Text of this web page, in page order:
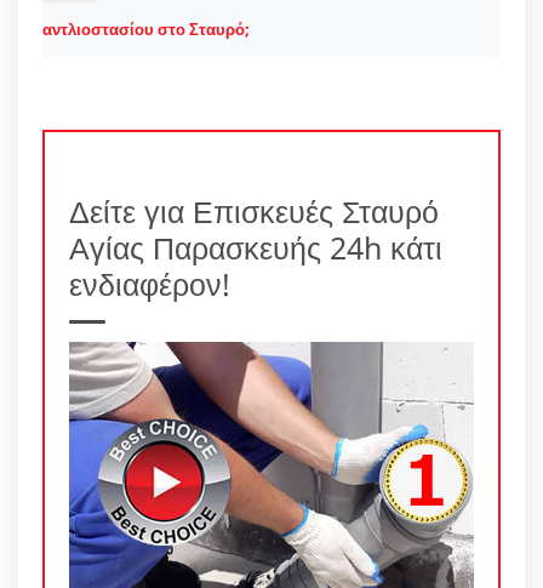
αντλιοστασίου στο Σταυρό;
Δείτε για Επισκευές Σταυρό
Αγίας Παρασκευής 24h κάτι
ενδιαφέρον!